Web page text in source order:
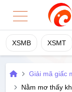
XSMB XSMT
Home
Giải mã giấc
Nằm mơ thấy